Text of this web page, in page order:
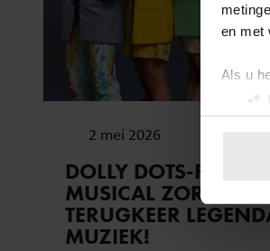
en met
Als u
We
2 mei 2026
DOLLY DOTS-FANS
MUSICAL ZORGT
TERUGKEER
MUZIEK!